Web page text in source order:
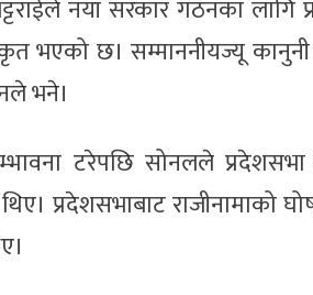
नयाँ सरकार गठनका लागि
भएको छ। सम्माननीयज्यू
भने।
टरेपछि सोनलले
प्रदेशसभाबाट राजीनामाको